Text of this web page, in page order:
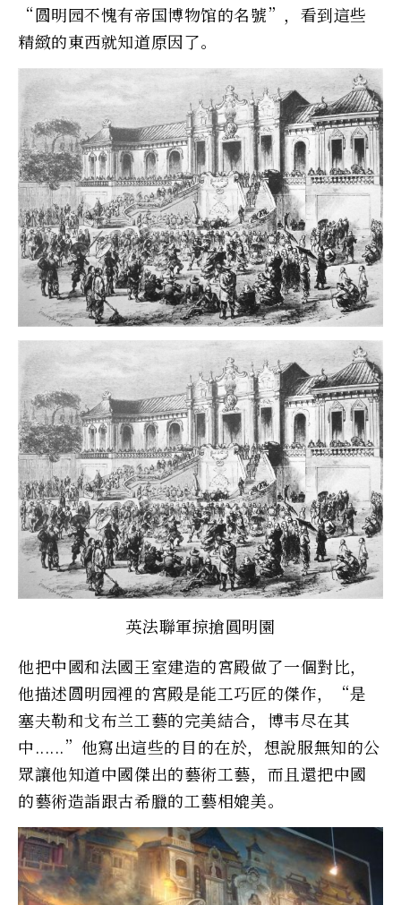
“圆明园不愧有帝国博物馆的名號”，看到這些
精緻的東西就知道原因了。
英法聯軍掠搶圓明園
他把中國和法國王室建造的宮殿做了一個對比，
他描述圆明园裡的宮殿是能工巧匠的傑作，“是
塞夫勒和戈布兰工藝的完美結合，博韦尽在其
中......”他寫出這些的目的在於，想說服無知的公
眾讓他知道中國傑出的藝術工藝，而且還把中國
的藝術造詣跟古希臘的工藝相媲美。